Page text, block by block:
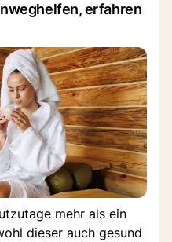
erfahren
mehr als ein
dieser auch gesund